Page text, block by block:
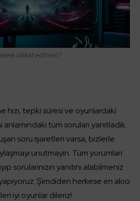
dikkat edilmeli?
hızı, tepki süresi ve oyunlardaki
tüm soruları yanıtladık.
soru işaretleri varsa, bizlerle
unutmayın. Tüm yorumları
sorularınızın yanıtını alabilmeniz
Şimdiden herkese en akıcı
iyi oyunlar dileriz!